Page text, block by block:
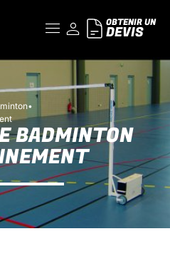
OBTENIR UN
DEVIS
•
BADMINTON